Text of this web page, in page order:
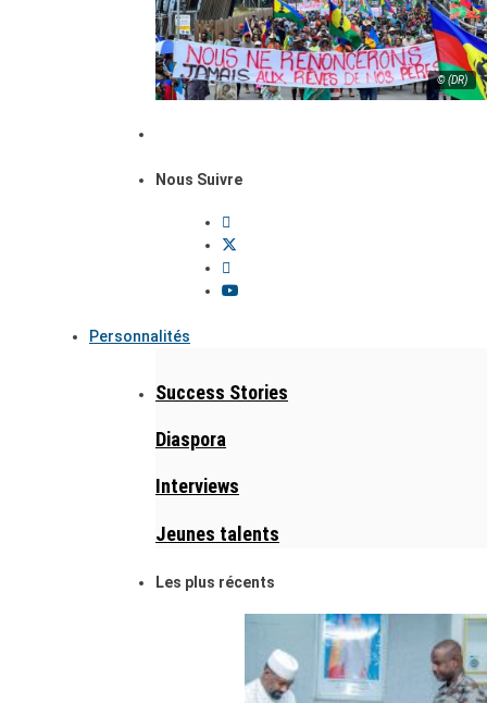
© (DR)
Nous Suivre
Personnalités
Success Stories
Diaspora
Interviews
Jeunes talents
Les plus récents